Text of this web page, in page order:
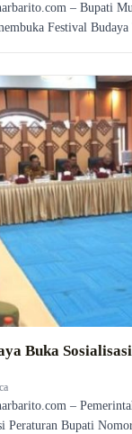
– Bupati
Festival
Buka
–
Peraturan Bupati